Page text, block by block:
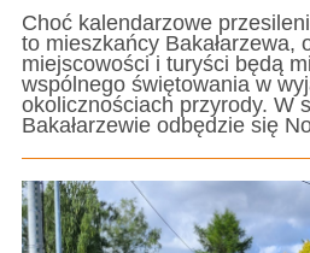
Choć kalendarzowe
to mieszkańcy Bakałarzewa,
miejscowości i turyści będą
wspólnego świętowania w
okolicznościach przyrody. W
Bakałarzewie odbędzie się